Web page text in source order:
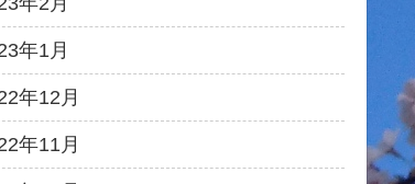
年1月
年12月
年11月